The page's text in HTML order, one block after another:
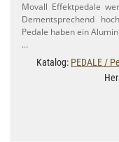
Movall Effektpedale
Dementsprechend
Pedale haben ein
…
Katalog: PEDALE /